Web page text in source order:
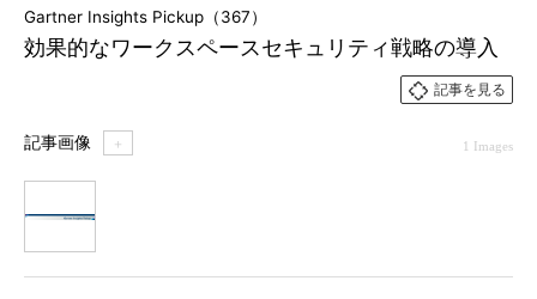
効果的なワークスペースセキュリティ戦略の導入
Gartner Insights Pickup（367）
記事を見る
記事画像 ＋ 1 Images